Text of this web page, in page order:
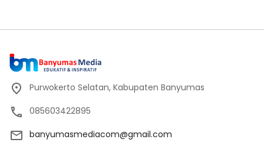
Purwokerto Selatan, Kabupaten Banyumas
085603422895
banyumasmediacom@gmail.com